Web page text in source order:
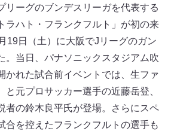
リーグのブンデスリーガを代表する
ラハト・フランクフルト」が初の来
19日（土）に大阪でJリーグのガン
。当日、パナソニックスタジアム吹
かれた試合前イベントでは、生ファ
と元プロサッカー選手の近藤岳登、
者の鈴木良平氏が登場。さらにスペ
合を控えたフランクフルトの選手も